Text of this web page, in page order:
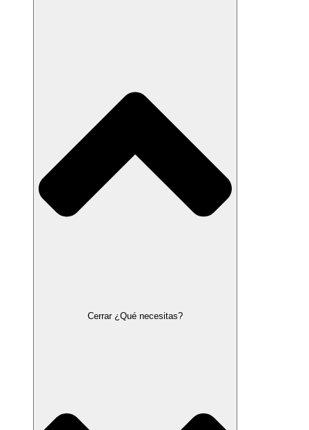
Cerrar ¿Qué necesitas?